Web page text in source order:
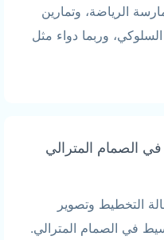
الرياضة، وتمارين
وربما دواء مثل
الصمام المترالي
التخطيط وتصوير
في الصمام المترالي.